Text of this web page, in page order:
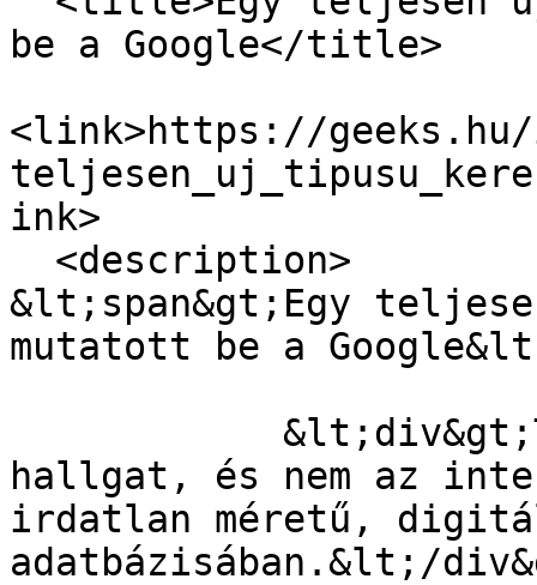
be a Google</title>
<link>https://geeks.hu/
ink>
&lt;span&gt;Egy
mutatott be a
hallgat, és nem az
irdatlan méretű,
adatbázisában.&lt;/